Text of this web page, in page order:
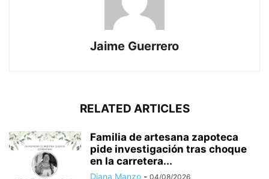
Jaime Guerrero
RELATED ARTICLES
Familia de artesana zapoteca
pide investigación tras choque
en la carretera...
Diana Manzo - 04/08/2026